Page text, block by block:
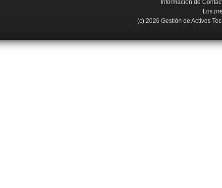
Información de
Los
(c) 2026 Gestión de Activos